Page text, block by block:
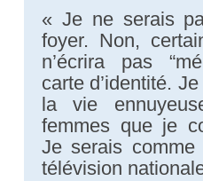
« Je ne serais
foyer. Non,
n’écrira pas
carte d’identité.
la vie
femmes que je
Je serais
télévision